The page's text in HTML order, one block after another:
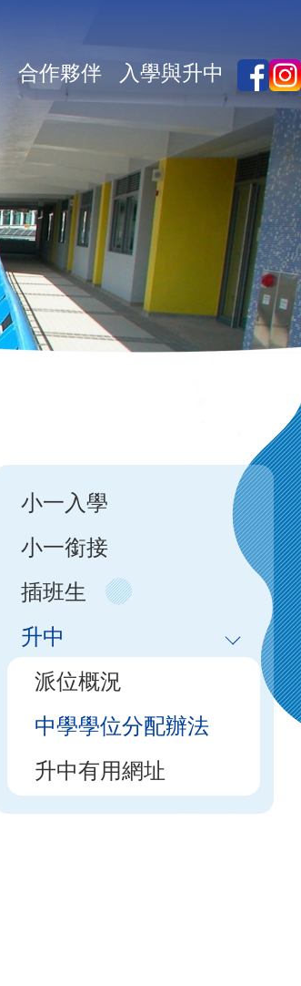
合作夥伴 入學與升中
Main
navigation
小一入學
小一銜接
插班生
升中
派位概況
中學學位分配辦法
升中有用網址